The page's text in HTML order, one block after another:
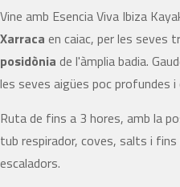
Vine amb Esencia Viva Ibiza
Xarraca en caiac, per les seves
posidònia de l'àmplia badia.
les seves aigües poc profundes i
Ruta de fins a 3 hores, amb la
tub respirador, coves, salts i
escaladors.